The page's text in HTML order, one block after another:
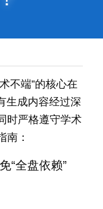
不端”的核心在
生成内容经过深
时严格遵守学术
南：
“全盘依赖”